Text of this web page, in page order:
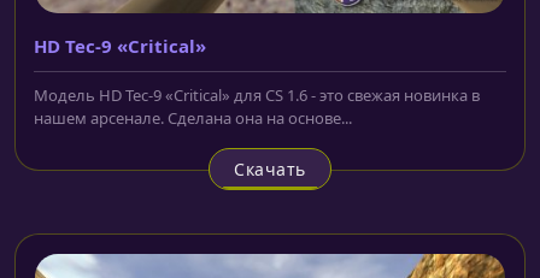
HD Tec-9 «Critical»
Модель HD Tec-9 «Critical» для CS 1.6 - это свежая новинка в
нашем арсенале. Сделана она на основе...
Скачать